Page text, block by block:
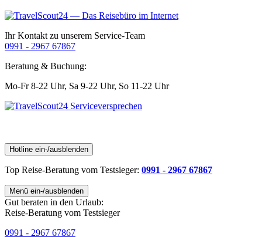
Ihr Kontakt zu unserem Service-Team
0991 - 2967 67867
Beratung & Buchung:
Mo-Fr 8-22 Uhr, Sa 9-22 Uhr, So 11-22 Uhr
Hotline ein-/ausblenden
Top Reise-Beratung vom Testsieger: 0991 - 2967 67867
Menü ein-/ausblenden
Gut beraten in den Urlaub:
Reise-Beratung vom Testsieger
0991 - 2967 67867